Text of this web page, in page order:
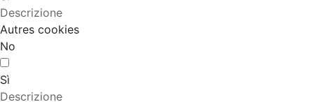
Descrizione
Autres cookies
No
Sì
Descrizione